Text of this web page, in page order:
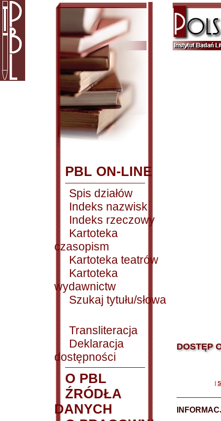
PBL ON-LINE
Spis działów
Indeks nazwisk
Indeks rzeczowy
Kartoteka
czasopism
Kartoteka teatrów
Kartoteka
wydawnictw
Szukaj tytułu/słowa
Transliteracja
Deklaracja
dostępności
O PBL
ŹRÓDŁA
DANYCH
DOSTĘP
|